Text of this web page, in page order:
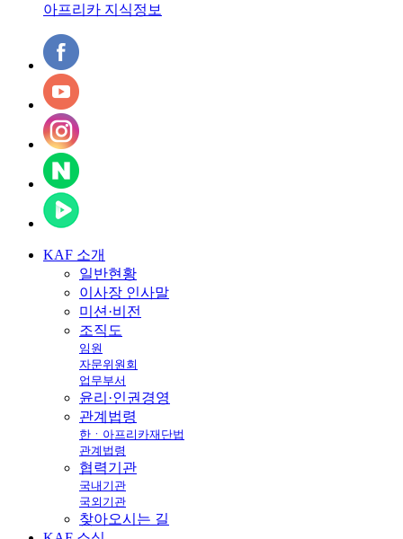
아프리카 지식정보
KAF 소개
일반현황
이사장 인사말
미션·비전
조직도
임원
자문위원회
업무부서
윤리·인권경영
관계법령
한ㆍ아프리카재단법
관계법령
협력기관
국내기관
국외기관
찾아오시는 길